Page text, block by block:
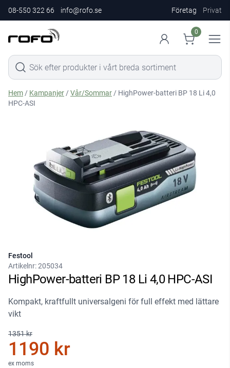
08-550 322 66 info@rofo.se Företag Privat
0
Hem / Kampanjer /Vår/Sommar / HighPower-batteri BP 18 Li 4,0
HPC-ASI
Festool
Artikelnr:205034
HighPower-batteri BP 18 Li 4,0 HPC-ASI
Kompakt, kraftfullt universalgeni för full effekt med lättare
vikt
1351 kr
1190 kr
ex moms